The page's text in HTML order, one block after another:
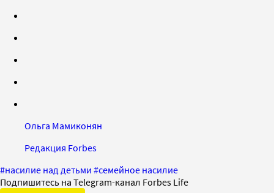
Ольга Мамиконян
Редакция Forbes
#насилие над детьми #семейное насилие
Подпишитесь на Telegram-канал Forbes Life